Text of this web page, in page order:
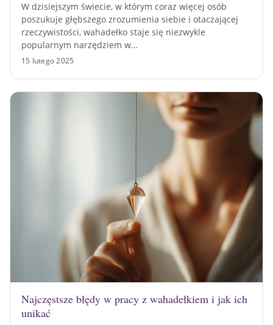
W dzisiejszym świecie, w którym coraz więcej osób
poszukuje głębszego zrozumienia siebie i otaczającej
rzeczywistości, wahadełko staje się niezwykle
popularnym narzędziem w…
15 lutego 2025
Najczęstsze błędy w pracy z wahadełkiem i jak ich
unikać